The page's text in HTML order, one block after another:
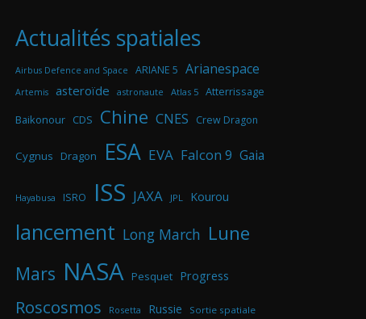
Actualités spatiales
Airbus Defence and Space ARIANE 5 Arianespace
Artemis asteroïde astronaute Atlas 5 Atterrissage
Baikonour CDS Chine CNES Crew Dragon
Cygnus Dragon ESA EVA Falcon 9 Gaia
Hayabusa ISRO ISS JAXA JPL Kourou
lancement Long March Lune
Mars NASA Pesquet Progress
Roscosmos Rosetta Russie Sortie spatiale